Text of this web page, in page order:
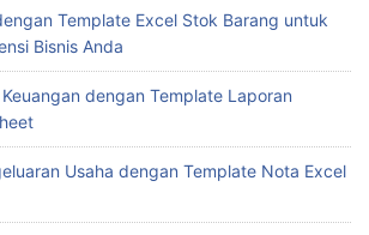
Template Excel Stok Barang untuk
Bisnis Anda
dengan Template Laporan
Usaha dengan Template Nota Excel